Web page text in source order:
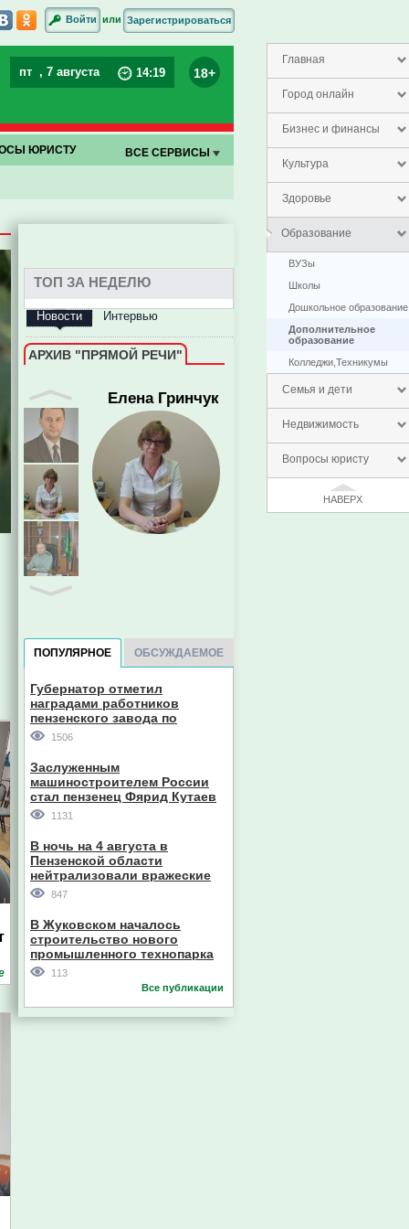
Главная
Город онлайн
Бизнес и финансы
Культура
Здоровье
Образование
ВУЗы
Школы
Дошкольное образование
Дополнительное
образование
Колледжи,Техникумы
Семья и дети
Недвижимость
Вопросы юристу
НАВЕРХ
Войти или Зарегистрироваться
пт , 7 августа 14:19 18+
ЮРИСТУ ВСЕ СЕРВИСЫ
ТОП ЗА НЕДЕЛЮ
Новости Интервью
АРХИВ "ПРЯМОЙ РЕЧИ"
Елена Гринчук
ПОПУЛЯРНОЕ ОБСУЖДАЕМОЕ
Губернатор отметил
наградами работников
пензенского завода по
производству станков
1506
Заслуженным
машиностроителем России
стал пензенец Фярид Кутаев
1131
В ночь на 4 августа в
Пензенской области
нейтрализовали вражеские
дроны
847
В Жуковском началось
строительство нового
промышленного технопарка
113
Все публикации